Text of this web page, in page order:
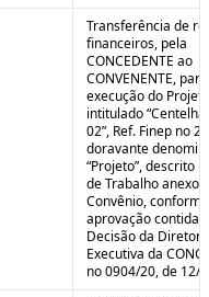
Transferência de
financeiros, pela
CONCEDENTE ao
CONVENENTE,
execução do Projeto
intitulado
02”, Ref. Finep no
doravante
“Projeto”, descrito
de Trabalho anexo
Convênio, conforme
aprovação contida
Decisão da
Executiva da
no 0904/20, de 12/